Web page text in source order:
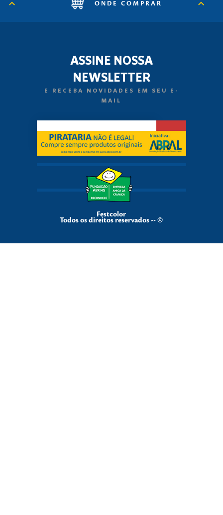
ONDE COMPRAR
ASSINE NOSSA
NEWSLETTER
E RECEBA NOVIDADES EM SEU E-
MAIL
Festcolor
Todos os direitos reservados -- ©